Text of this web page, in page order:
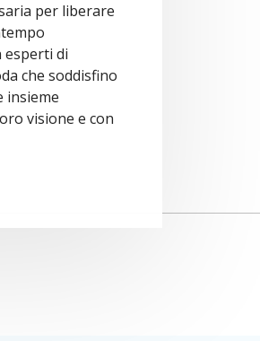
per liberare
esperti di
che soddisfino
insieme
visione e con